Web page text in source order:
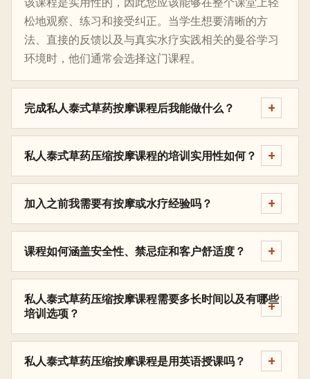
松地观察、练习和接受纠正。当学生想要清晰的方
法、直接的反馈以及与真实水疗实践相关的曼谷学习
环境时，他们通常会选择这门课程。
完成私人泰式草药按摩课程后我能做什么？
私人泰式草药压缩按摩课程的培训实用性如何？
加入之前我需要有按摩或水疗经验吗？
课程如何涵盖安全性、禁忌症和客户舒适度？
私人泰式草药压缩按摩课程需要多长时间以及有哪些
培训选项？
私人泰式草药压缩按摩课程是用英语授课吗？